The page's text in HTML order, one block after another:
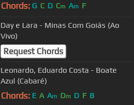
Chords: G C D Cm Am F
Day e Lara - Minas Com Goiás (Ao
Vivo)
Request Chords
Leonardo, Eduardo Costa - Boate
Azul (Cabaré)
Chords: E A Am Dm D F B